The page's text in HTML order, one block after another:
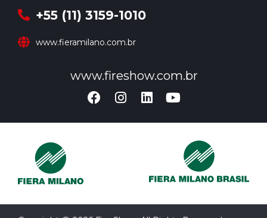
+55 (11) 3159-1010
www.fieramilano.com.br
www.fireshow.com.br